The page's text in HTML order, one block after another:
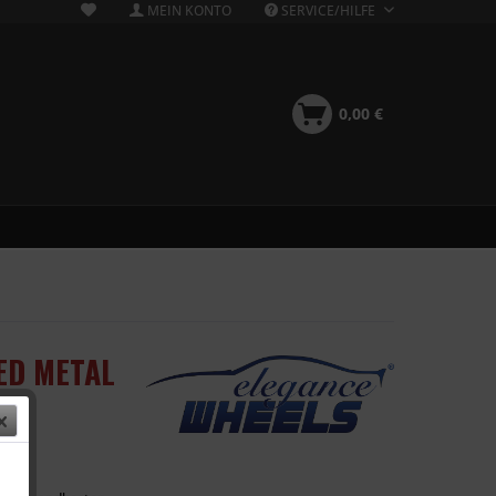
MEIN KONTO SERVICE/HILFE
0,00 €
METAL